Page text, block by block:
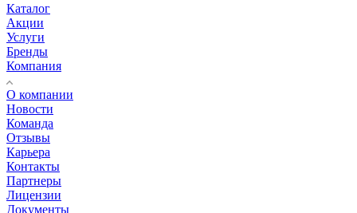
Каталог
Акции
Услуги
Бренды
Компания
О компании
Новости
Команда
Отзывы
Карьера
Контакты
Партнеры
Лицензии
Документы